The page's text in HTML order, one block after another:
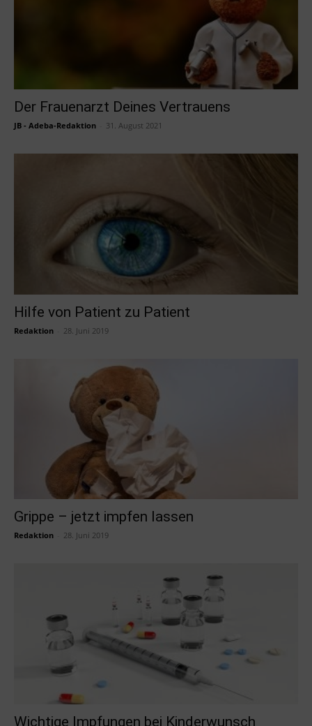
Der Frauenarzt Deines Vertrauens
JB - Adeba-Redaktion 31. August 2021
Hilfe von Patient zu Patient
Redaktion 28. Juni 2019
Grippe – jetzt impfen lassen
Redaktion 28. Juni 2019
Wichtige Impfungen bei Kinderwunsch